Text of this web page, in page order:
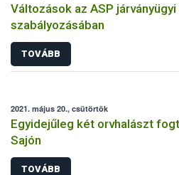
Változások az ASP
szabályozásában
TOVÁBB
2021. május 20., csütörtök
Egyidejűleg két orvhalászt
Sajón
TOVÁBB